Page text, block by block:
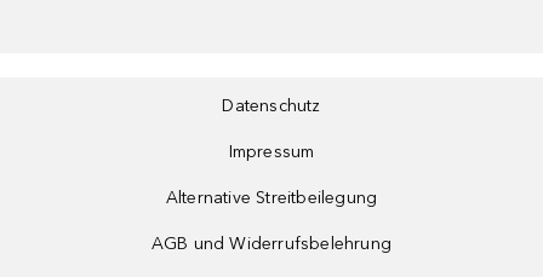
Datenschutz
Impressum
Alternative Streitbeilegung
AGB und Widerrufsbelehrung